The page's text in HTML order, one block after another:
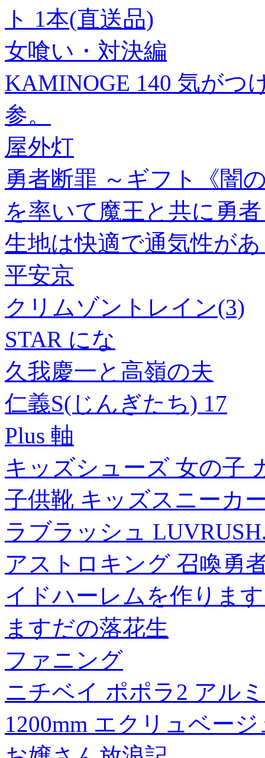
ト 1本(直送品)
女喰い・対決編
KAMINOGE 140 気がつ
参。
屋外灯
勇者断罪 ～ギフト《闇
を率いて魔王と共に勇
生地は快適で通気性が
平安京
クリムゾントレイン(3)
STAR にな
久我慶一と高嶺の夫
仁義S(じんぎたち) 17
Plus 軸
キッズシューズ 女の子
子供靴 キッズスニーカ
ラブラッシュ
アストロキング 召喚勇
イドハーレムを作りま
ますだの落花生
ファニング
ニチベイ ポポラ2 アル
1200mm エクリュベー